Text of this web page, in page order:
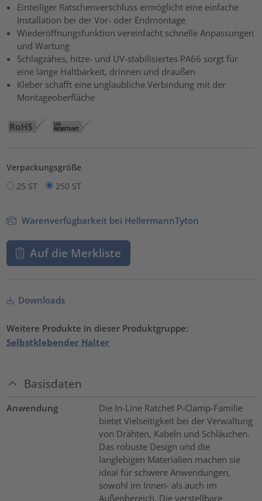
Einteiliger Ratschenverschluss ermöglicht eine einfache
Installation bei der Vor- oder Endmontage
Wiederöffnungsfunktion vereinfacht schnelle Anpassungen
und Wartung
Schlagzähes, hitze- und UV-stabilisiertes PA66 sorgt für
eine lange Haltbarkeit, drinnen und draußen
Kleber schafft eine unglaubliche Verbindung mit der
Montageoberfläche
Verpackungsgröße
25 ST
250 ST
Warenverfügbarkeit bei HellermannTyton
Auf die Merkliste
Downloads
Weitere Produkte in dieser Produktgruppe:
Selbstklebender Halter
Basisdaten
Anwendung
Die In-Line Ratchet P-Clamp-Familie
bietet Vielseitigkeit bei der Verwaltung
von Drähten, Kabeln und Schläuchen.
Das robuste Design und die
langlebigen Materialien machen sie
ideal für schwere Anwendungen,
sowohl im Innen- als auch im
Außenbereich. Die verstellbare